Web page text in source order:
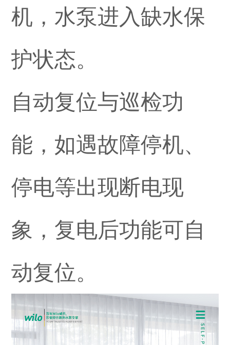
机，水泵进入缺水保
护状态。
自动复位与巡检功
能，如遇故障停机、
停电等出现断电现
象，复电后功能可自
动复位。